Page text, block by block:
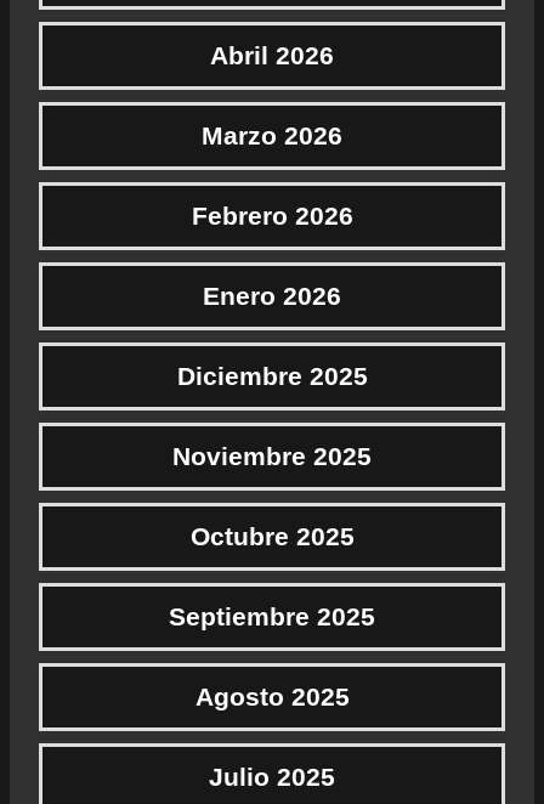
Abril 2026
Marzo 2026
Febrero 2026
Enero 2026
Diciembre 2025
Noviembre 2025
Octubre 2025
Septiembre 2025
Agosto 2025
Julio 2025